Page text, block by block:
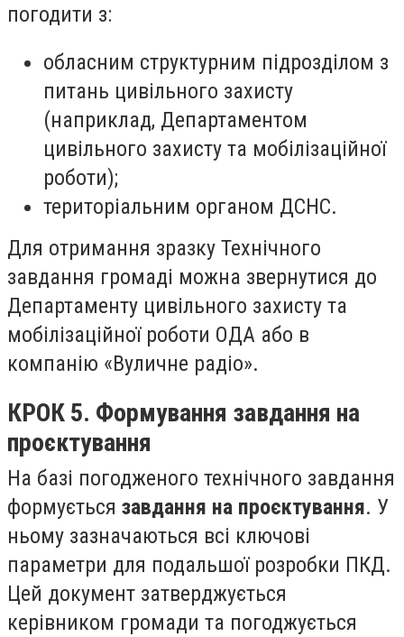
погодити з:
обласним структурним підрозділом з
питань цивільного захисту
(наприклад, Департаментом
цивільного захисту та мобілізаційної
роботи);
територіальним органом ДСНС.
Для отримання зразку Технічного
завдання громаді можна звернутися до
Департаменту цивільного захисту та
мобілізаційної роботи ОДА або в
компанію «Вуличне радіо».
КРОК 5. Формування завдання на
проєктування
На базі погодженого технічного завдання
формується завдання на проєктування. У
ньому зазначаються всі ключові
параметри для подальшої розробки ПКД.
Цей документ затверджується
керівником громади та погоджується